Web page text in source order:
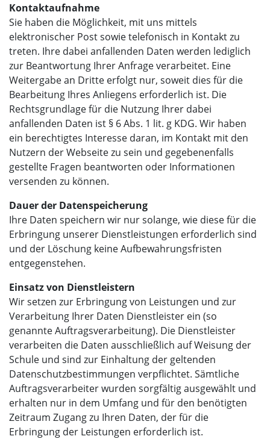
Kontaktaufnahme
Sie haben die Möglichkeit, mit uns mittels
elektronischer Post sowie telefonisch in Kontakt zu
treten. Ihre dabei anfallenden Daten werden lediglich
zur Beantwortung Ihrer Anfrage verarbeitet. Eine
Weitergabe an Dritte erfolgt nur, soweit dies für die
Bearbeitung Ihres Anliegens erforderlich ist. Die
Rechtsgrundlage für die Nutzung Ihrer dabei
anfallenden Daten ist § 6 Abs. 1 lit. g KDG. Wir haben
ein berechtigtes Interesse daran, im Kontakt mit den
Nutzern der Webseite zu sein und gegebenenfalls
gestellte Fragen beantworten oder Informationen
versenden zu können.
Dauer der Datenspeicherung
Ihre Daten speichern wir nur solange, wie diese für die
Erbringung unserer Dienstleistungen erforderlich sind
und der Löschung keine Aufbewahrungsfristen
entgegenstehen.
Einsatz von Dienstleistern
Wir setzen zur Erbringung von Leistungen und zur
Verarbeitung Ihrer Daten Dienstleister ein (so
genannte Auftragsverarbeitung). Die Dienstleister
verarbeiten die Daten ausschließlich auf Weisung der
Schule und sind zur Einhaltung der geltenden
Datenschutzbestimmungen verpflichtet. Sämtliche
Auftragsverarbeiter wurden sorgfältig ausgewählt und
erhalten nur in dem Umfang und für den benötigten
Zeitraum Zugang zu Ihren Daten, der für die
Erbringung der Leistungen erforderlich ist.